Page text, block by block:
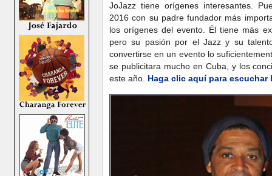
JoJazz tiene orígenes interesantes.
2016 con su padre fundador más
los orígenes del evento. Él tiene más
pero su pasión por el Jazz y su
convertirse en un evento lo
se publicitara mucho en Cuba, y los
este año. Haga clic aquí para escuchar